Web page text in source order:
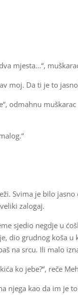
mjesta…“,
moj. Da ti je to
odmahnu
Svima je bilo
zalogaj.
sjedio negdje u
dio grudnog koša
na srcu. Ili malo
ko jebe?“, reče
njega kao da im je